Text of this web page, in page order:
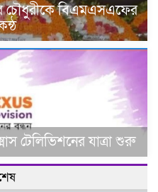
চৌধুরীকে বিএমএসএফের
টেলিভিশনের যাত্রা শুরু